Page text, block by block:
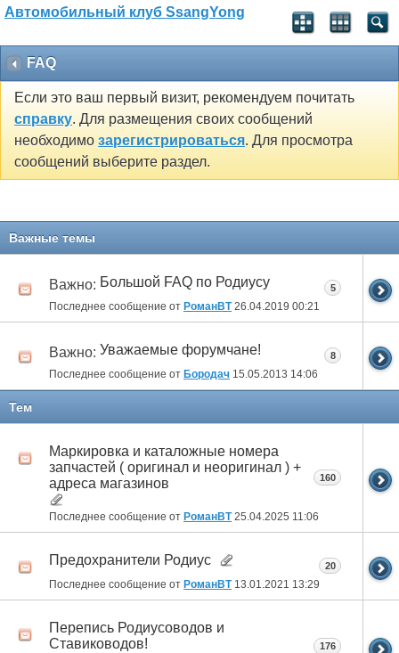
Автомобильный клуб SsangYong
FAQ
Если это ваш первый визит, рекомендуем почитать
справку. Для размещения своих сообщений
необходимо зарегистрироваться. Для просмотра
сообщений выберите раздел.
Важные темы
Важно: Большой FAQ по Родиусу
Последнее сообщение от РоманВТ26.04.2019 00:21
5
Важно: Уважаемые форумчане!
Последнее сообщение от Бородач 15.05.2013 14:06
8
Тем
Маркировка и каталожные номера
запчастей ( оригинал и неоригинал ) +
адреса магазинов
Последнее сообщение от РоманВТ25.04.2025 11:06
160
Предохранители Родиус
Последнее сообщение от РоманВТ13.01.2021 13:29
20
Перепись Родиусоводов и
Ставиководов!
176